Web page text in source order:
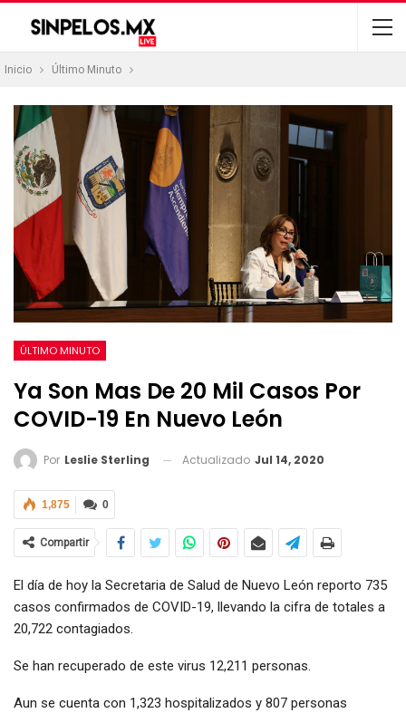
Inicio Último Minuto
ÚLTIMO MINUTO
Ya Son Mas De 20 Mil Casos Por
COVID-19 En Nuevo León
Por Leslie Sterling Actualizado Jul 14, 2020
0
1,875
Compartir
El día de hoy la Secretaria de Salud de Nuevo León reporto 735
casos confirmados de COVID-19, llevando la cifra de totales a
20,722 contagiados.
Se han recuperado de este virus 12,211 personas.
Aun se cuenta con 1,323 hospitalizados y 807 personas